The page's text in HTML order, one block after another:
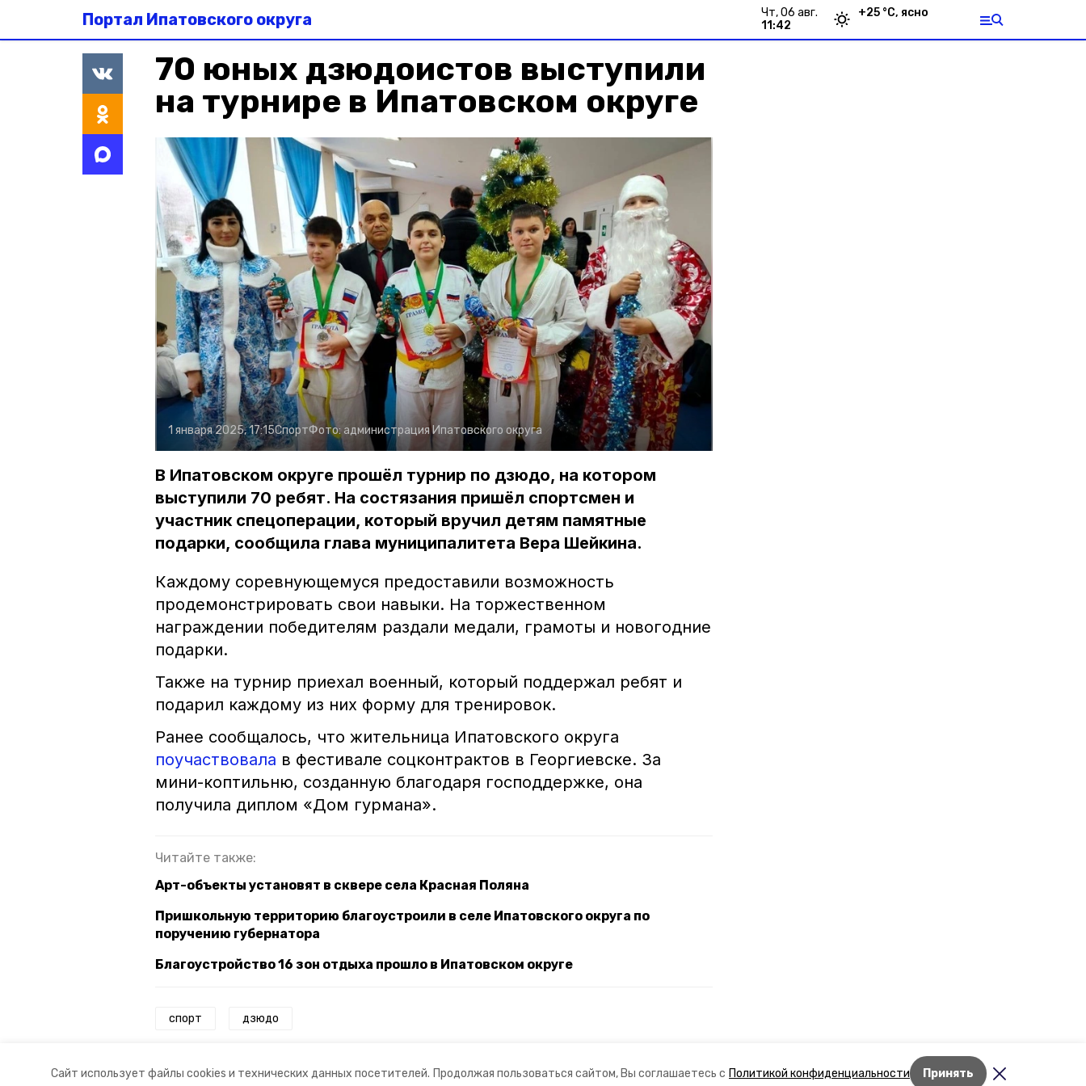
Сайт использует файлы cookies и технических данных посетителей. Продолжая пользоваться сайтом, Вы соглашаетесь с Политикой конфиденциальности Принять
Портал Ипатовского округа
чт, 06 авг.
11:42
+25 °С, ясно
Лента новостей
70 юных дзюдоистов выступили
на турнире в Ипатовском округе
1 января 2025, 17:15СпортФото:администрация Ипатовского округа
В Ипатовском округе прошёл турнир по дзюдо, на котором
выступили 70 ребят. На состязания пришёл спортсмен и
участник спецоперации, который вручил детям памятные
подарки, сообщила глава муниципалитета Вера Шейкина.
Каждому соревнующемуся предоставили возможность
продемонстрировать свои навыки. На торжественном
награждении победителям раздали медали, грамоты и новогодние
подарки.
Также на турнир приехал военный, который поддержал ребят и
подарил каждому из них форму для тренировок.
Ранее сообщалось, что жительница Ипатовского округа
поучаствовала в фестивале соцконтрактов в Георгиевске. За
мини-коптильню, созданную благодаря господдержке, она
получила диплом «Дом гурмана».
Читайте также:
Арт-объекты установят в сквере села Красная Поляна
Пришкольную территорию благоустроили в селе Ипатовского округа по
поручению губернатора
Благоустройство 16 зон отдыха прошло в Ипатовском округе
спорт дзюдо